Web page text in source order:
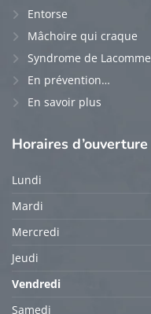
Entorse
Mâchoire qui craque
Syndrome de Lacomme
En prévention…
En savoir plus
Horaires d’ouverture
Lundi
Mardi
Mercredi
Jeudi
Vendredi
Samedi